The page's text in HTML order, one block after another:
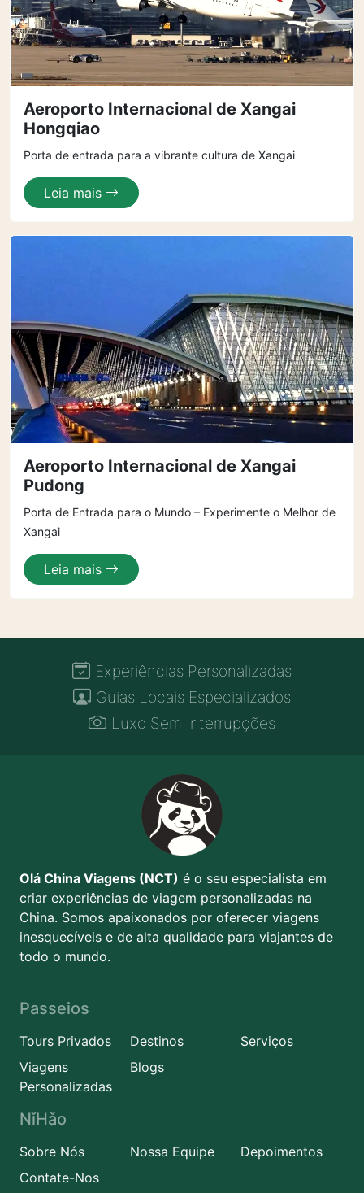
Aeroporto Internacional de Xangai
Hongqiao
Porta de entrada para a vibrante cultura de Xangai
Leia mais
Aeroporto Internacional de Xangai
Pudong
Porta de Entrada para o Mundo – Experimente o Melhor de
Xangai
Leia mais
Experiências Personalizadas
Guias Locais Especializados
Luxo Sem Interrupções
Olá China Viagens (NCT) é o seu especialista em
criar experiências de viagem personalizadas na
China. Somos apaixonados por oferecer viagens
inesquecíveis e de alta qualidade para viajantes de
todo o mundo.
Passeios
Tours Privados Destinos
Serviços
Viagens
Personalizadas
Blogs
NǐHǎo
Sobre Nós Nossa Equipe
Depoimentos
Contate-Nos